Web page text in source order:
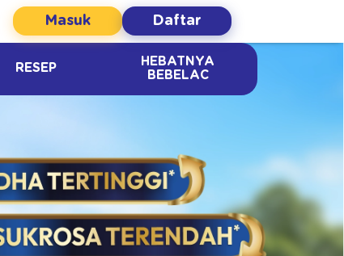
Masuk Daftar
RESEP
HEBATNYA
BEBELAC